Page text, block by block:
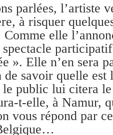
parlées, l’artiste
à risquer
elle
». Elle n’en sera
de savoir quelle est
public lui citera le
t-elle, à Namur,
vous répond par